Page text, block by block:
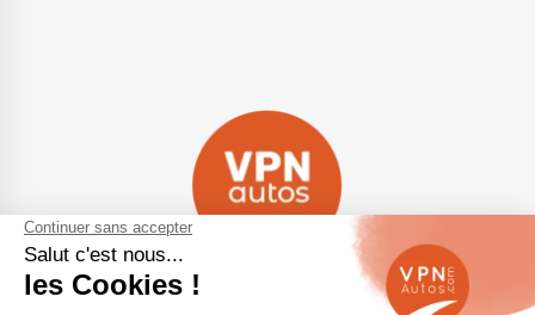
Navigation